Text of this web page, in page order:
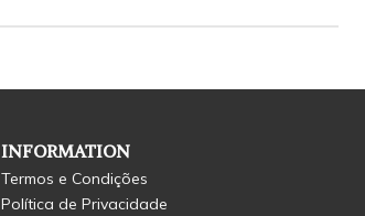
INFORMATION
Termos e Condições
Política de Privacidade